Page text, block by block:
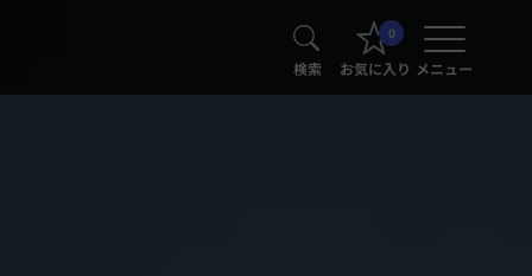
検索
0
お気に入り メニュー